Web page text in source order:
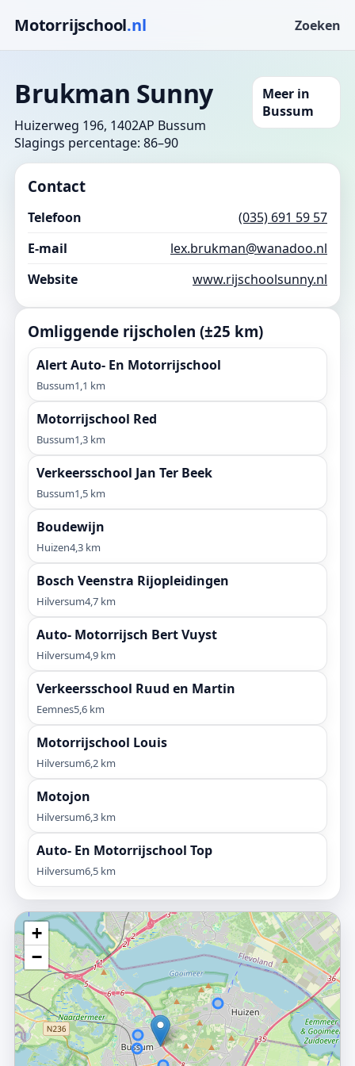
Motorrijschool.nl Zoeken
Brukman Sunny
Huizerweg 196, 1402AP Bussum
Slagings percentage: 86–90
Meer in
Bussum
Contact
Telefoon
(035) 691 59 57
E-mail
lex.brukman@wanadoo.nl
Website
www.rijschoolsunny.nl
Omliggende rijscholen (±25 km)
Alert Auto- En Motorrijschool
Bussum1,1 km
Motorrijschool Red
Bussum1,3 km
Verkeersschool Jan Ter Beek
Bussum1,5 km
Boudewijn
Huizen4,3 km
Bosch Veenstra Rijopleidingen
Hilversum4,7 km
Auto- Motorrijsch Bert Vuyst
Hilversum4,9 km
Verkeersschool Ruud en Martin
Eemnes5,6 km
Motorrijschool Louis
Hilversum6,2 km
Motojon
Hilversum6,3 km
Auto- En Motorrijschool Top
Hilversum6,5 km
+
−